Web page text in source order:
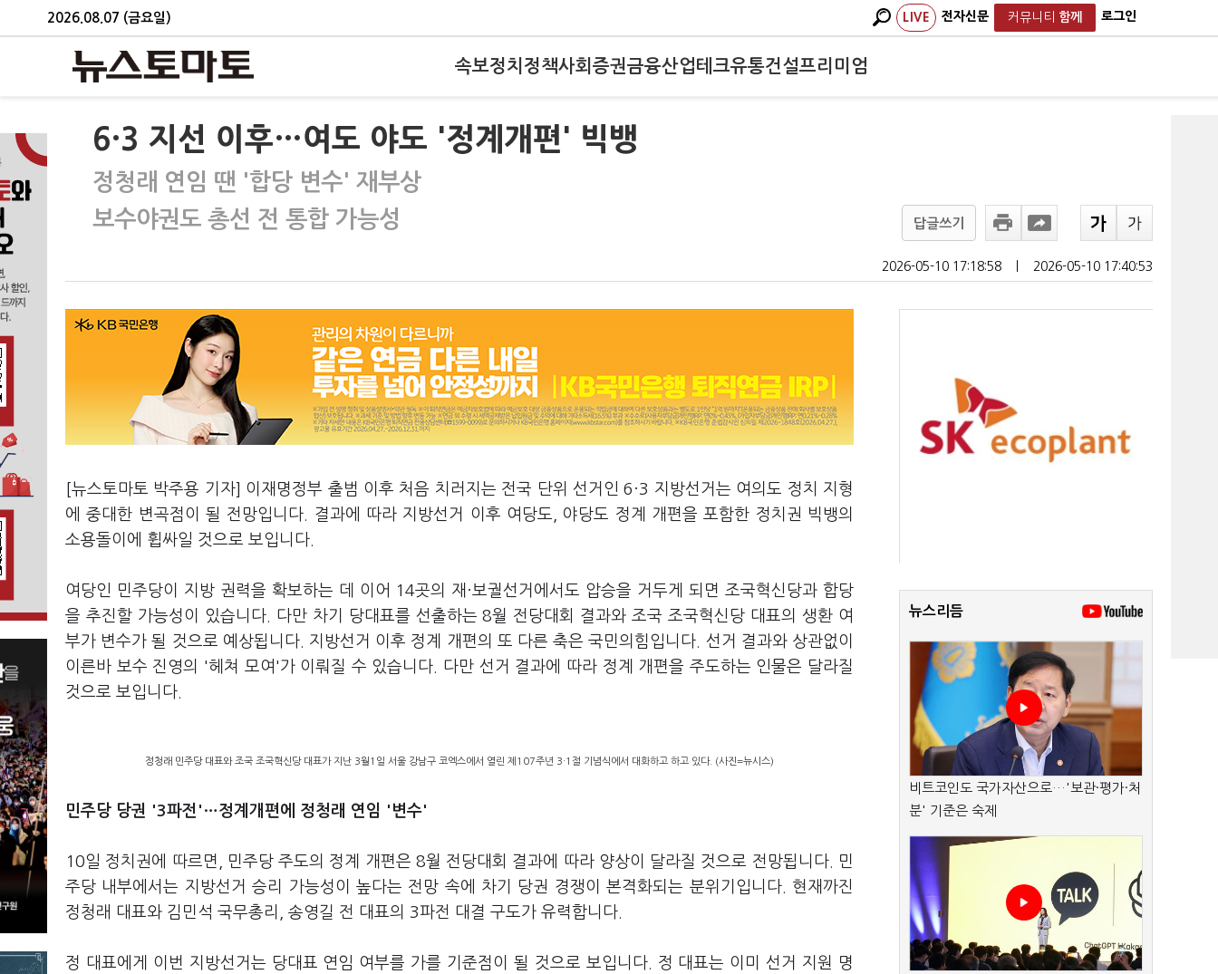
2026.08.07 (금요일) LIVE 전자신문 커뮤니티 함께 로그인
속보정치 정책사회 증권금융산업테크유통건설프리미엄
6·3 지선 이후…여도 야도 '정계개편' 빅뱅
정청래 연임 땐 '합당 변수' 재부상
보수야권도 총선 전 통합 가능성
답글쓰기
2026-05-10 17:18:58 2026-05-10 17:40:53
[뉴스토마토 박주용 기자] 이재명정부 출범 이후 처음 치러지는 전국 단위 선거인 6·3 지방선거는 여의도 정치 지형
에 중대한 변곡점이 될 전망입니다. 결과에 따라 지방선거 이후 여당도, 야당도 정계 개편을 포함한 정치권 빅뱅의
소용돌이에 휩싸일 것으로 보입니다.
여당인 민주당이 지방 권력을 확보하는 데 이어 14곳의 재·보궐선거에서도 압승을 거두게 되면 조국혁신당과 합당
을 추진할 가능성이 있습니다. 다만 차기 당대표를 선출하는 8월 전당대회 결과와 조국 조국혁신당 대표의 생환 여
부가 변수가 될 것으로 예상됩니다. 지방선거 이후 정계 개편의 또 다른 축은 국민의힘입니다. 선거 결과와 상관없이
이른바 보수 진영의 '헤쳐 모여'가 이뤄질 수 있습니다. 다만 선거 결과에 따라 정계 개편을 주도하는 인물은 달라질
것으로 보입니다.
정청래 민주당 대표와 조국 조국혁신당 대표가 지난 3월1일 서울 강남구 코엑스에서 열린 제107주년 3·1절 기념식에서 대화하고 하고 있다. (사진=뉴시스)
민주당 당권 '3파전'…정계개편에 정청래 연임 '변수'
10일 정치권에 따르면, 민주당 주도의 정계 개편은 8월 전당대회 결과에 따라 양상이 달라질 것으로 전망됩니다. 민
주당 내부에서는 지방선거 승리 가능성이 높다는 전망 속에 차기 당권 경쟁이 본격화되는 분위기입니다. 현재까진
정청래 대표와 김민석 국무총리, 송영길 전 대표의 3파전 대결 구도가 유력합니다.
정 대표에게 이번 지방선거는 당대표 연임 여부를 가를 기준점이 될 것으로 보입니다. 정 대표는 이미 선거 지원 명
뉴스리듬
비트코인도 국가자산으로…'보관·평가·처
분' 기준은 숙제